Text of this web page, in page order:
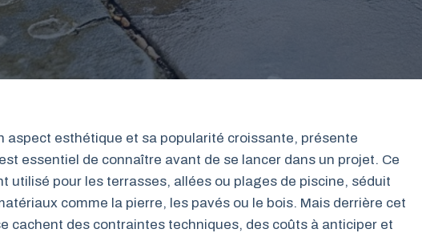
aspect esthétique et sa popularité croissante, présente
essentiel de connaître avant de se lancer dans un projet. Ce
utilisé pour les terrasses, allées ou plages de piscine, séduit
comme la pierre, les pavés ou le bois. Mais derrière cet
cachent des contraintes techniques, des coûts à anticiper et